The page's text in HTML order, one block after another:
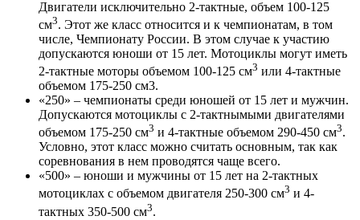
Двигатели исключительно 2-тактные, объем 100-125
см3. Этот же класс относится и к чемпионатам, в том
числе, Чемпионату России. В этом случае к участию
допускаются юноши от 15 лет. Мотоциклы могут иметь
2-тактные моторы объемом 100-125 см3 или 4-тактные
объемом 175-250 см3.
«250» – чемпионаты среди юношей от 15 лет и мужчин.
Допускаются мотоциклы с 2-тактнымыми двигателями
объемом 175-250 см3 и 4-тактные объемом 290-450 см3.
Условно, этот класс можно считать основным, так как
соревнования в нем проводятся чаще всего.
«500» – юноши и мужчины от 15 лет на 2-тактных
мотоциклах с объемом двигателя 250-300 см3 и 4-
тактных 350-500 см3.